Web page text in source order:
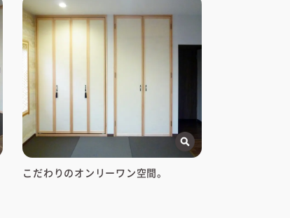
こだわりのオンリーワン空間。